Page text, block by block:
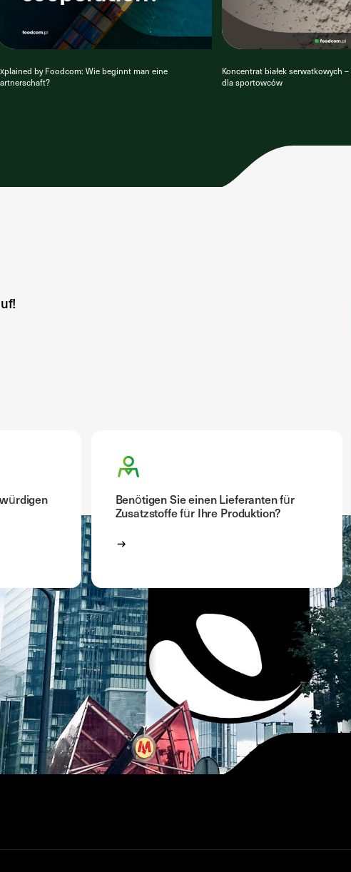
by Foodcom: Wie beginnt man eine
Koncentrat białek serwatkowych –
dla sportowców
Benötigen Sie einen Lieferanten für
Zusatzstoffe für Ihre Produktion?